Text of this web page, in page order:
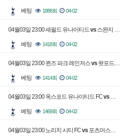
베팅 1888회 04-02
04월03일 23:00 셰필드 유나이티드vs 스완지 …
베팅 1418회 04-02
04월03일 23:00 퀸즈 파크 레인저스vs 왓포드…
베팅 1414회 04-02
04월03일 23:00 옥스포드 유나이티드 FCvs …
베팅 1469회 04-02
04월03일 23:00 노리치 시티 FCvs 포츠머스…